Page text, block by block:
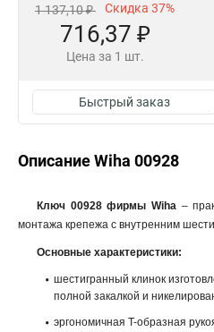
1 137,10 ₽ Скидка 37%
716,37 ₽
Цена за 1 шт.
Быстрый заказ
Описание Wiha 00928
Ключ 00928 фирмы Wiha–
монтажа крепежа с внутренним
Основные характеристики:
шестигранный клинок
полной закалкой и
эргономичная T-образная